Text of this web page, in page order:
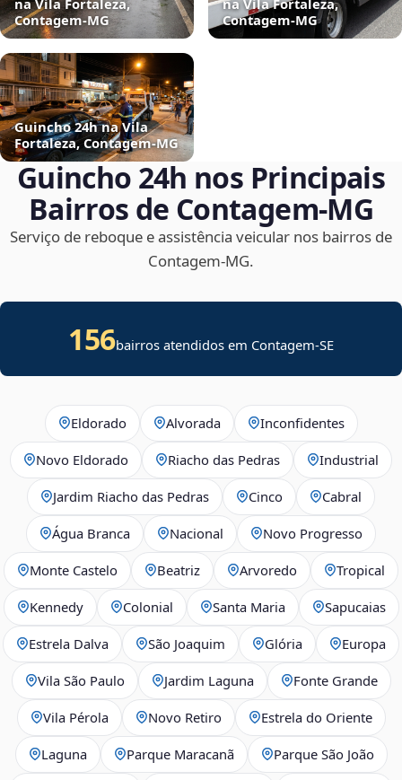
na Vila Fortaleza,
Contagem‑MG
na Vila Fortaleza,
Contagem‑MG
Guincho 24h na Vila
Fortaleza, Contagem‑MG
Guincho 24h nos Principais
Bairros de Contagem‑MG
Serviço de reboque e assistência veicular nos bairros de
Contagem‑MG.
156bairros atendidos em Contagem-SE
Eldorado Alvorada Inconfidentes
Novo Eldorado Riacho das Pedras Industrial
Jardim Riacho das Pedras Cinco Cabral
Água Branca Nacional Novo Progresso
Monte Castelo Beatriz Arvoredo Tropical
Kennedy Colonial Santa Maria Sapucaias
Estrela Dalva São Joaquim Glória Europa
Vila São Paulo Jardim Laguna Fonte Grande
Vila Pérola Novo Retiro Estrela do Oriente
Laguna Parque Maracanã Parque São João